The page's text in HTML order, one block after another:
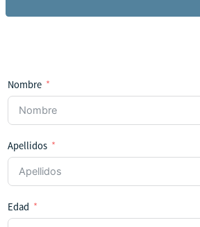
Nombre
Apellidos
Edad